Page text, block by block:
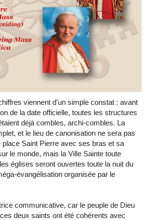
viennent d'un simple constat : avant
de la date officielle, toutes les structures
déjà combles, archi-combles. La
et le lieu de canonisation ne sera pas
place Saint Pierre avec ses bras et sa
le monde, mais la Ville Sainte toute
églises seront ouvertes toute la nuit du
évangélisation organisée par le
communicative, car le peuple de Dieu
deux saints ont été cohérents avec